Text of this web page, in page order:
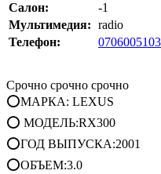
Салон:
-1
Мультимедия: radio
Телефон:
0706005103
Срочно срочно срочно
⭕МАРКА: LEXUS
⭕ МОДЕЛЬ:RX300
⭕ГОД ВЫПУСКА:2001
⭕ОБЪЕМ:3.0